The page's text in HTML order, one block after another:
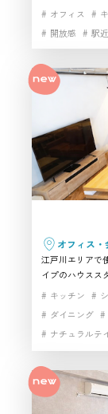
めの収録にも対
用にちょうどよ
オフィス
開放感
駅近
オフィス・
江戸川エリアで
イプのハウスス
え、控室やキッ
ビ、リングライ
ジオとしておす
キッチン
ダイニング
ナチュラルテ
生活シーン